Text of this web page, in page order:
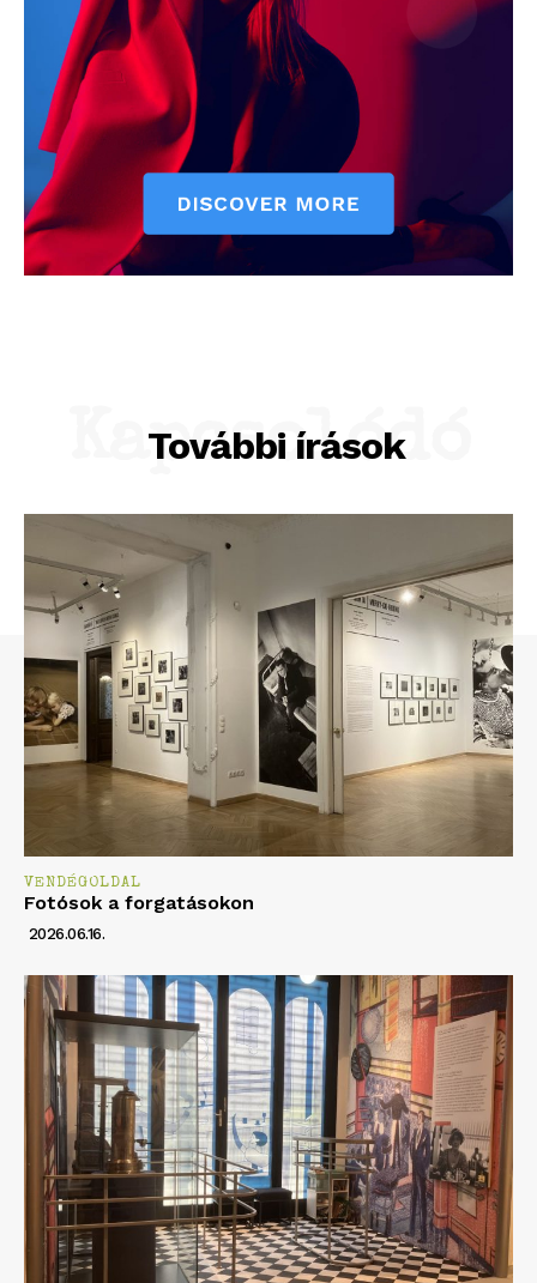
További írások
Kapcsolódó
VENDÉGOLDAL
Fotósok a forgatásokon
2026.06.16.